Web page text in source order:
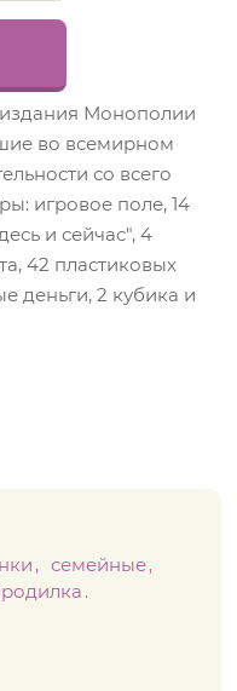
Монополии
во всемирном
со всего
игровое поле, 14
и сейчас", 4
42 пластиковых
деньги, 2 кубика и
семейные